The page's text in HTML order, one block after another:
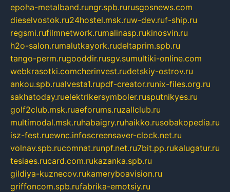
epoha-metalband.rungr.spb.rurusgosnews.com
dieselvostok.ru24hostel.msk.ruw-dev.ruf-ship.ru
regsmi.rufilmnetwork.rumalinasp.rukinosvin.ru
h2o-salon.rumalutkayork.rudeltaprim.spb.ru
tango-perm.rugooddir.rusgv.sumultiki-online.com
webkrasotki.comcherinvest.rudetskiy-ostrov.ru
ankou.spb.rualvesta1.rupdf-creator.runix-files.org.ru
sakhatoday.ruelektrikersymboler.rusputnikyes.ru
golf2club.msk.ruaeforums.ruzallclub.ru
multimodal.msk.ruhabaigry.ruhaikko.rusobakopedia.ru
isz-fest.ruewnc.infoscreensaver-clock.net.ru
volnav.spb.rucomnat.runpf.net.ru7bit.pp.rukalugatur.ru
tesiaes.rucard.com.rukazanka.spb.ru
gildiya-kuznecov.rukameryboavision.ru
griffoncom.spb.rufabrika-emotsiy.ru